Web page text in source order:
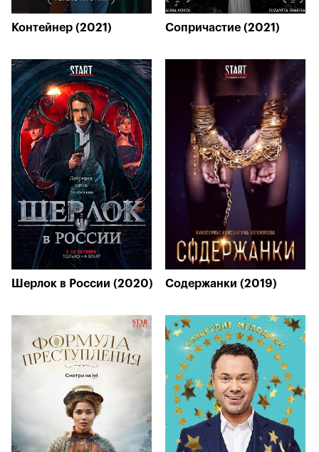
Контейнер (2021) Сопричастие (2021)
Шерлок в России (2020) Содержанки (2019)